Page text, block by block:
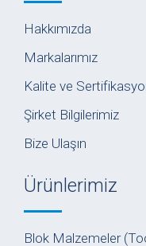
Hakkımızda
Markalarımız
Kalite ve
Şirket Bilgilerimiz
Bize Ulaşın
Ürünlerimiz
Blok Malzemeler